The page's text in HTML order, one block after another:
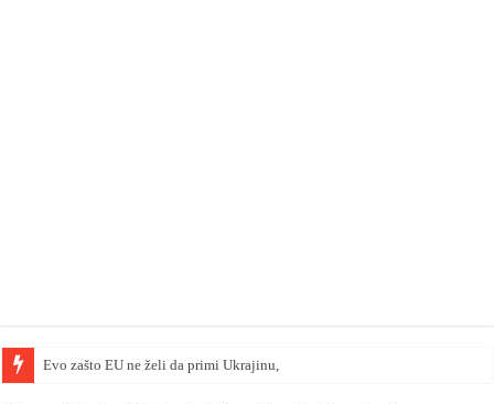
Evo zašto EU ne želi da primi Ukrajinu, u uniju… — FT